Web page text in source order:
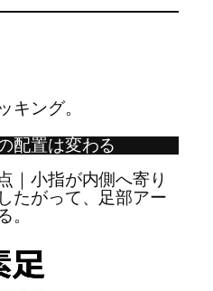
キング。
配置は変わる
｜小指が内側へ寄り
たがって、足部アー
。